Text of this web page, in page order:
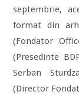
septembrie,
format din
(Fondator
(Presedinte
Serban
(Director